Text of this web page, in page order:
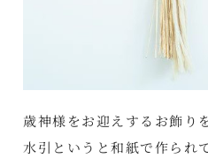
歳神様をお迎えするお飾り
水引というと和紙で作られ